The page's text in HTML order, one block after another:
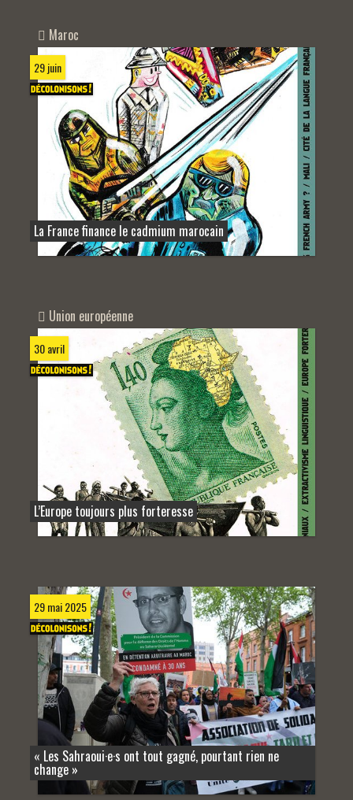
Maroc
29 juin
La France finance le cadmium marocain
Union européenne
30 avril
L’Europe toujours plus forteresse
29 mai 2025
« Les Sahraoui·e·s ont tout gagné, pourtant rien ne
change »